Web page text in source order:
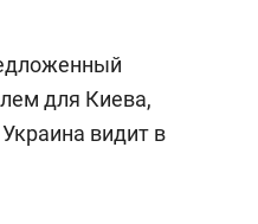
для Киева,
видит в
Дизайнер-прораб
Наседкина: «Ремонт
с мебелью за 2
для меня это